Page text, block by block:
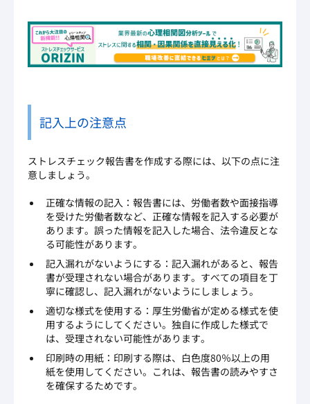
記入上の注意点
ストレスチェック報告書を作成する際には、以下の点に注
意しましょう。
正確な情報の記入：報告書には、労働者数や面接指導
を受けた労働者数など、正確な情報を記入する必要が
あります。誤った情報を記入した場合、法令違反とな
る可能性があります。
記入漏れがないようにする：記入漏れがあると、報告
書が受理されない場合があります。すべての項目を丁
寧に確認し、記入漏れがないようにしましょう。
適切な様式を使用する：厚生労働省が定める様式を使
用するようにしてください。独自に作成した様式で
は、受理されない可能性があります。
印刷時の用紙：印刷する際は、白色度80％以上の用
紙を使用してください。これは、報告書の読みやすさ
を確保するためです。